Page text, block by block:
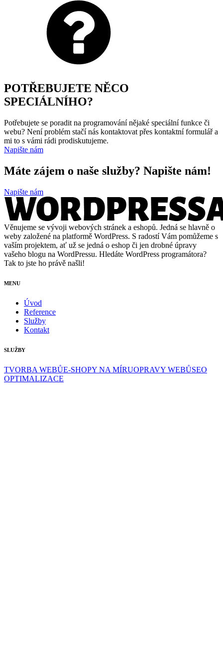
POTŘEBUJETE NĚCO
SPECIÁLNÍHO?
Potřebujete se poradit na programování nějaké speciální funkce či
webu? Není problém stačí nás kontaktovat přes kontaktní formulář a
mi to s vámi rádi prodiskutujeme.
Napište nám
Máte zájem o naše služby? Napište nám!
Napište nám
Věnujeme se vývoji webových stránek a eshopů. Jedná se hlavně o
weby založené na platformě WordPress. S radostí Vám pomůžeme s
vaším projektem, ať už se jedná o eshop či jen drobné úpravy
vašeho blogu na WordPressu. Hledáte WordPress programátora?
Tak to jste ho právě našli!
MENU
Úvod
Reference
Služby
Kontakt
SLUŽBY
TVORBA WEBŮE-SHOPY NA MÍRUOPRAVY WEBŮSEO
OPTIMALIZACE